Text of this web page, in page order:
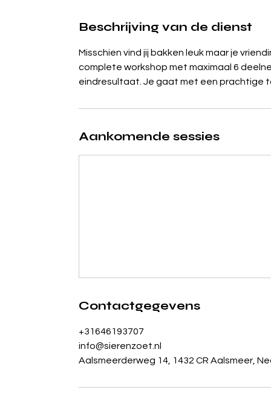
Beschrijving van de dienst
Misschien vind jij bakken leuk maar je
complete workshop met maximaal 6
eindresultaat. Je gaat met een prachtige
Aankomende sessies
Contactgegevens
+31646193707
info@sierenzoet.nl
Aalsmeerderweg 14, 1432 CR Aalsmeer,